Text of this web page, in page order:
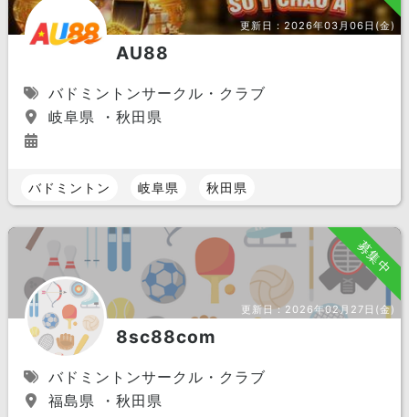
更新日：2026年03月06日(金)
AU88
バドミントンサークル・クラブ
岐阜県 ・秋田県
バドミントン 岐阜県 秋田県
募集中
更新日：2026年02月27日(金)
8sc88com
バドミントンサークル・クラブ
福島県 ・秋田県